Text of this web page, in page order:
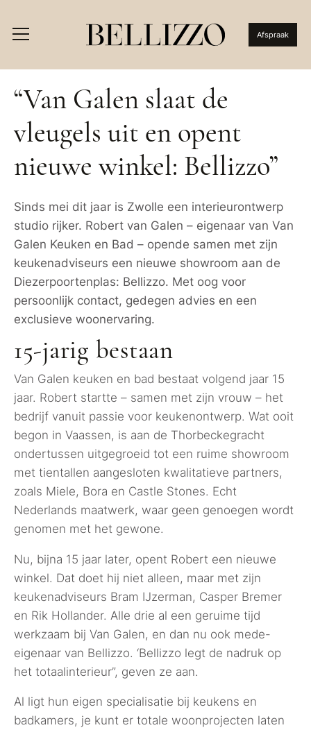
Afspraak
“Van Galen slaat de
vleugels uit en opent
nieuwe winkel: Bellizzo”
Sinds mei dit jaar is Zwolle een interieurontwerp
studio rijker. Robert van Galen – eigenaar van Van
Galen Keuken en Bad – opende samen met zijn
keukenadviseurs een nieuwe showroom aan de
Diezerpoortenplas: Bellizzo. Met oog voor
persoonlijk contact, gedegen advies en een
exclusieve woonervaring.
15-jarig bestaan
Van Galen keuken en bad bestaat volgend jaar 15
jaar. Robert startte – samen met zijn vrouw – het
bedrijf vanuit passie voor keukenontwerp. Wat ooit
begon in Vaassen, is aan de Thorbeckegracht
ondertussen uitgegroeid tot een ruime showroom
met tientallen aangesloten kwalitatieve partners,
zoals Miele, Bora en Castle Stones. Echt
Nederlands maatwerk, waar geen genoegen wordt
genomen met het gewone.
Nu, bijna 15 jaar later, opent Robert een nieuwe
winkel. Dat doet hij niet alleen, maar met zijn
keukenadviseurs Bram IJzerman, Casper Bremer
en Rik Hollander. Alle drie al een geruime tijd
werkzaam bij Van Galen, en dan nu ook mede-
eigenaar van Bellizzo. ‘Bellizzo legt de nadruk op
het totaalinterieur”, geven ze aan.
Al ligt hun eigen specialisatie bij keukens en
badkamers, je kunt er totale woonprojecten laten